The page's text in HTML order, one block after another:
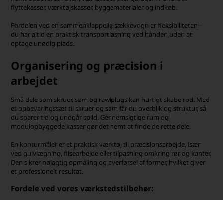
flyttekasser, værktøjskasser, byggematerialer og indkøb.
Fordelen ved en sammenklappelig sækkevogn er fleksibiliteten –
du har altid en praktisk transportløsning ved hånden uden at
optage unødig plads.
Organisering og præcision i
arbejdet
Små dele som skruer, søm og rawlplugs kan hurtigt skabe rod. Med
et opbevaringssæt til skruer og søm får du overblik og struktur, så
du sparer tid og undgår spild. Gennemsigtige rum og
modulopbyggede kasser gør det nemt at finde de rette dele.
En konturmåler er et praktisk værktøj til præcisionsarbejde, især
ved gulvlægning, flisearbejde eller tilpasning omkring rør og kanter.
Den sikrer nøjagtig opmåling og overførsel af former, hvilket giver
et professionelt resultat.
Fordele ved vores værkstedstilbehør: